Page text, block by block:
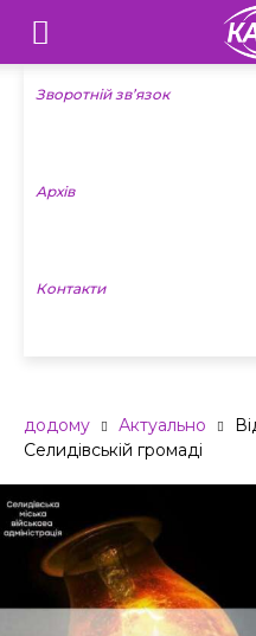
Телебачення
«Капрі»
Новини
Зворотній зв’язок
Архів
Контакти
додому Актуально
Селидівській громаді